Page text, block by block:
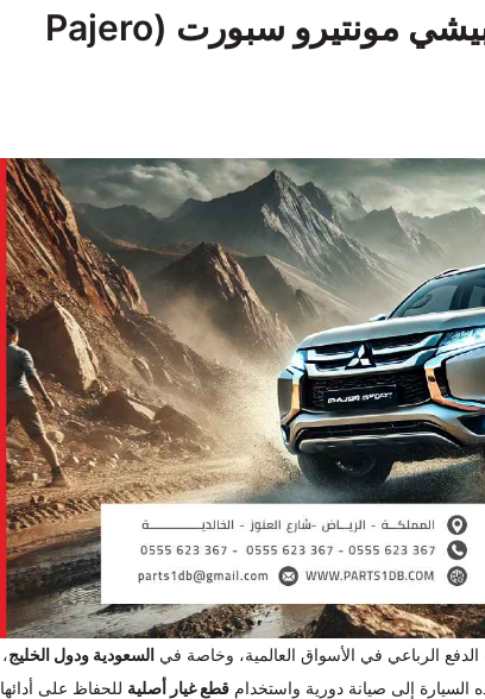
الدليل الشامل لقطع غيار ميتسوبيشي مونتيرو سبورت (Pajero
السعودية ودول الخليج،
السيارة إلى صيانة دورية واستخدام قطع غيار أصلية للحفاظ على أدائها